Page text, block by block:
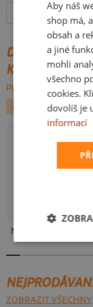
Hodnocení:
DALŠÍ POTISKY
KATEGORIE
PROCHÁZET VŠE:
ALKOHOL
Neklidný bez piva
ZOBRAZIT VŠECHNY
Aby náš
shop má,
obsah a
a jiné
mohli
všechno
cookies.
dovolíš je
informací